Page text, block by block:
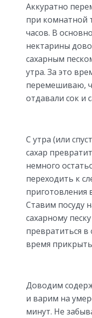
Аккуратно
при комнатной
часов. В
нектарины
сахарным
утра. За это
перемешиваю,
отдавали сок и
С утра (или
сахар
немного
переходить к
приготовления
Ставим посуду
сахарному
превратиться
время
Доводим
и варим на
минут. Не